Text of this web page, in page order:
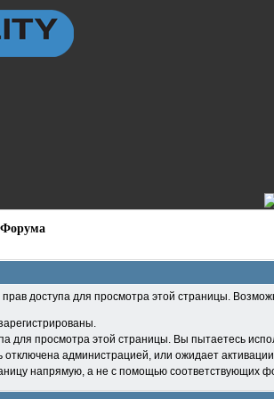
доступа для просмотра этой страницы.
для просмотра этой страницы. Вы пытаетесь
отключена администрацией, или ожидает
напрямую, а не с помощью соответствующих